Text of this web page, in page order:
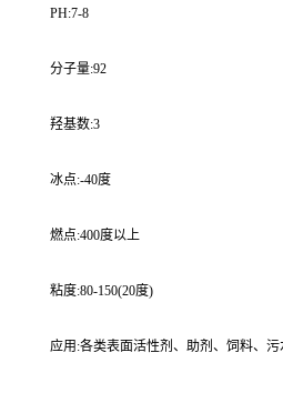
PH:7-8
分子量:92
羟基数:3
冰点:-40度
燃点:400度以上
粘度:80-150(20度)
应用:各类表面活性剂、助剂、饲料、